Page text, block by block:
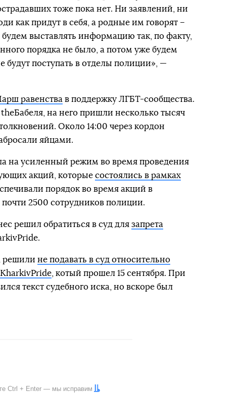
тоже пока нет. Ни заявлений, ни
как придут в себя, а родные им говорят –
выставлять информацию так, по факту,
порядка не было, а потом уже будем
будут поступать в отделы полиции», —
равенства в поддержку ЛГБТ-сообщества.
на него пришли несколько тысяч
Около 14:00 через кордон
яйцами.
на усиленный режим во время проведения
акций, которые состоялись в рамках
порядок во время акций в
2500 сотрудников полиции.
решил обратиться в суд для запрета
решили не подавать в суд относительно
, котый прошел 15 сентября. При
текст судебного иска, но вскоре был
Ctrl + Enter — мы исправим